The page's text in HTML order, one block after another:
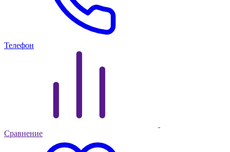
Телефон
Сравнение